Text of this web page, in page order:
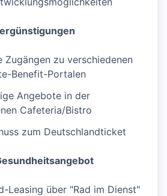
Zugängen zu verschiedenen
Benefit-Portalen
Angebote in der
Cafeteria/Bistro
zum Deutschlandticket
Leasing über "Rad im Dienst"